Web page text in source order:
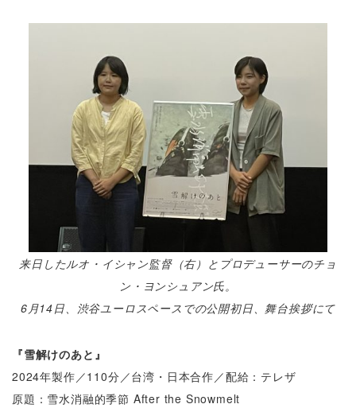
来日したルオ・イシャン監督（右）とプロデューサーのチョ
ン・ヨンシュアン氏。
6月14日、渋谷ユーロスペースでの公開初日、舞台挨拶にて
『雪解けのあと』
2024年製作／110分／台湾・日本合作／配給：テレザ
原題：雪水消融的季節 After the Snowmelt